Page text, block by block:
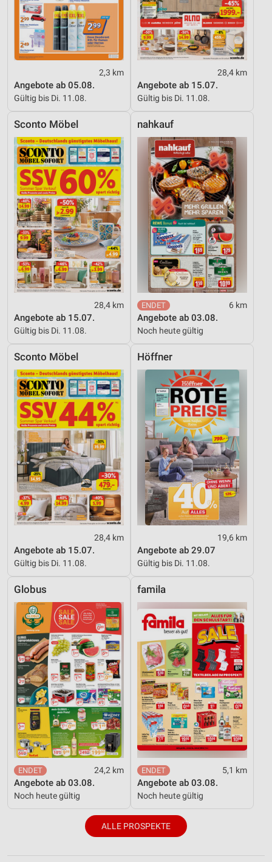
2,3 km
Angebote ab 05.08.
Gültig bis Di. 11.08.
28,4 km
Angebote ab 15.07.
Gültig bis Di. 11.08.
Sconto Möbel
28,4 km
Angebote ab 15.07.
Gültig bis Di. 11.08.
nahkauf
6 km
Angebote ab 03.08.
Noch heute gültig
Sconto Möbel
28,4 km
Angebote ab 15.07.
Gültig bis Di. 11.08.
Höffner
19,6 km
Angebote ab 29.07
Gültig bis Di. 11.08.
Globus
24,2 km
Angebote ab 03.08.
Noch heute gültig
famila
5,1 km
Angebote ab 03.08.
Noch heute gültig
ALLE PROSPEKTE